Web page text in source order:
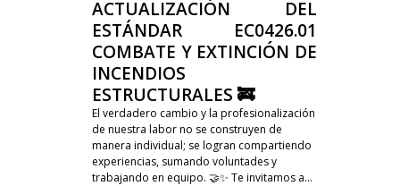
ACTUALIZACIÓN DEL
ESTÁNDAR EC0426.01
COMBATE Y EXTINCIÓN DE
INCENDIOS
ESTRUCTURALES 🚒
El verdadero cambio y la profesionalización
de nuestra labor no se construyen de
manera individual; se logran compartiendo
experiencias, sumando voluntades y
trabajando en equipo. 🤝✨ Te invitamos a...